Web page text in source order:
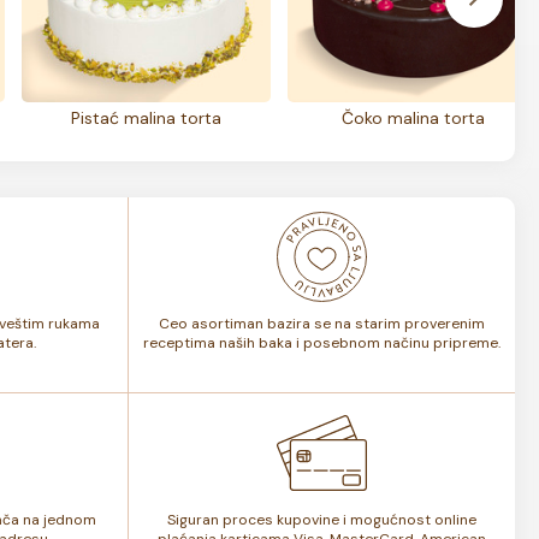
Pistać malina torta Čoko malina torta
rukama
Ceo asortiman bazira se na starim proverenim
receptima naših baka i posebnom načinu pripreme.
na jednom
Siguran proces kupovine i mogućnost online